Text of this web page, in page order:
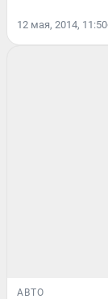
12 мая, 2014, 11:50
АВТО